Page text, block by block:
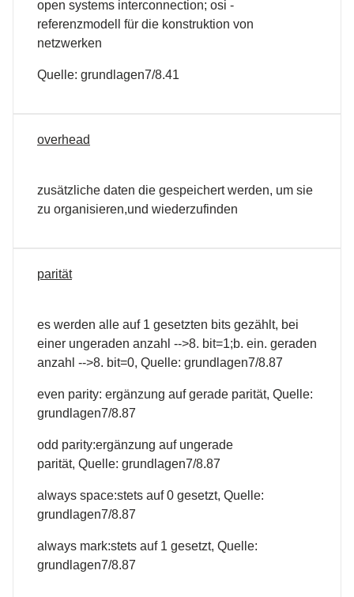
open systems interconnection; osi -
referenzmodell für die konstruktion von
netzwerken
Quelle: grundlagen7/8.41
overhead
zusätzliche daten die gespeichert werden, um sie
zu organisieren,und wiederzufinden
parität
es werden alle auf 1 gesetzten bits gezählt, bei
einer ungeraden anzahl -->8. bit=1;b. ein. geraden
anzahl -->8. bit=0, Quelle: grundlagen7/8.87
even parity: ergänzung auf gerade parität, Quelle:
grundlagen7/8.87
odd parity:ergänzung auf ungerade
parität, Quelle: grundlagen7/8.87
always space:stets auf 0 gesetzt, Quelle:
grundlagen7/8.87
always mark:stets auf 1 gesetzt, Quelle:
grundlagen7/8.87